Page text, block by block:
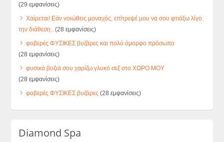
(29 εμφανίσεις)
Χαίρεται! Εάν νοιώθεις μοναχός, επίτρεψέ μου να σου φτιάξω λίγο
την διάθεση.. (28 εμφανίσεις)
φοβερές ΦΥΣΙΚΕΣ βυζάρες και πολύ όμορφο πρόσωπο
(28 εμφανίσεις)
φυσικά βυζιά σου χαρίζω γλυκό σεξ στο ΧΩΡΟ ΜΟΥ
(28 εμφανίσεις)
φοβερές ΦΥΣΙΚΕΣ βυζάρες (28 εμφανίσεις)
Diamond Spa